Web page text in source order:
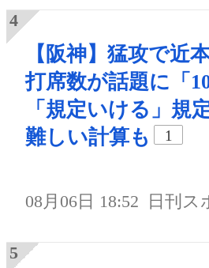
【阪神】猛攻で近
打席数が話題に「10
「規定いける」規
難しい計算も
1
08月06日 18:52 日刊ス